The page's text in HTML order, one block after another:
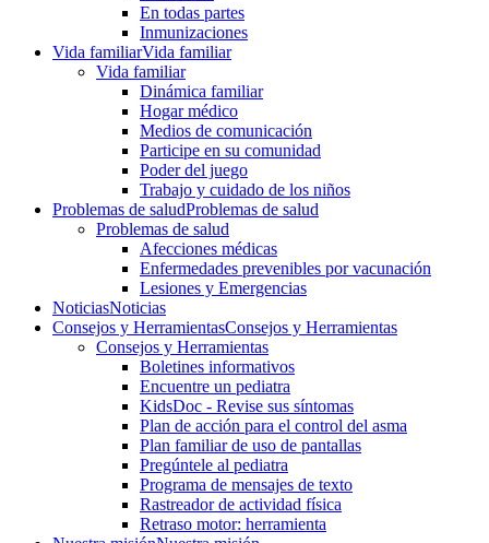
En todas partes
Inmunizaciones
Vida familiarVida familiar
Vida familiar
Dinámica familiar
Hogar médico
Medios de comunicación
Participe en su comunidad
Poder del juego
Trabajo y cuidado de los niños
Problemas de saludProblemas de salud
Problemas de salud
Afecciones médicas
Enfermedades prevenibles por vacunación
Lesiones y Emergencias
NoticiasNoticias
Consejos y HerramientasConsejos y Herramientas
Consejos y Herramientas
Boletines informativos
Encuentre un pediatra
KidsDoc - Revise sus síntomas
Plan de acción para el control del asma
Plan familiar de uso de pantallas
Pregúntele al pediatra
Programa de mensajes de texto
Rastre​​ador de activida​d física
Retraso motor: herramienta